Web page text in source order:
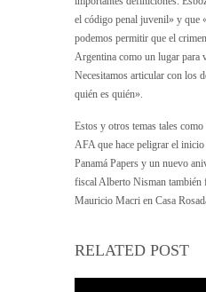
el código penal juvenil» y que
podemos permitir que el
Argentina como un lugar para
Necesitamos articular con los
quién es quién».
Estos y otros temas tales
AFA que hace peligrar el inicio
Panamá Papers y un nuevo
fiscal Alberto Nisman también
Mauricio Macri en Casa
RELATED POST